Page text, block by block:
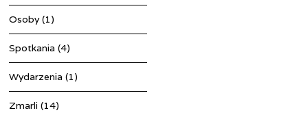
Osoby(1)
Spotkania (4)
Wydarzenia (1)
Zmarli (14)